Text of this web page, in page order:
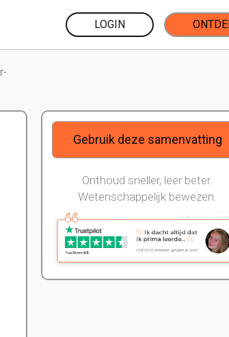
LOGIN
Gebruik deze samenvatting
Onthoud sneller, leer beter.
Wetenschappelijk bewezen.